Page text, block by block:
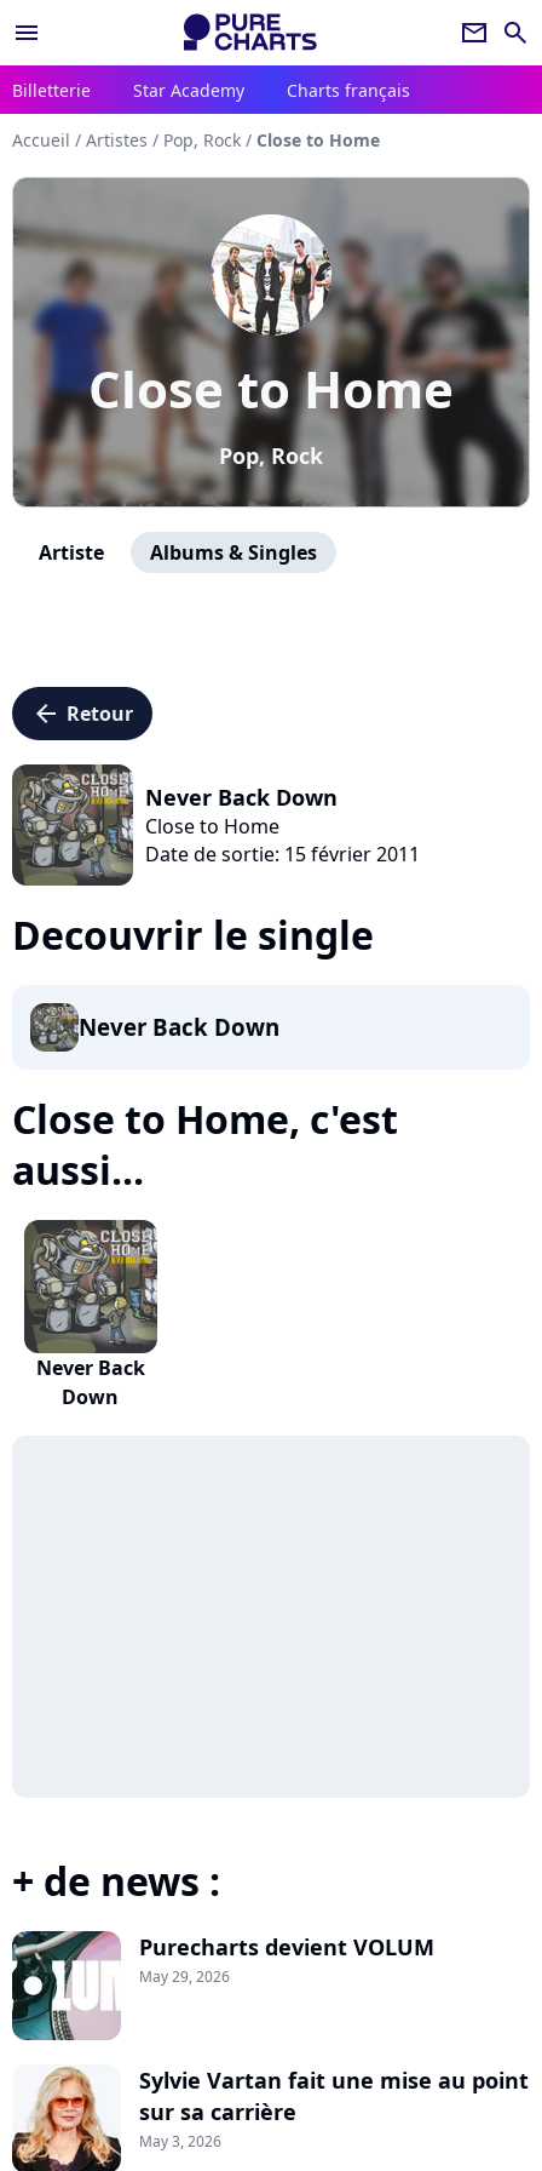
menu newsletter search
Billetterie Star Academy Charts français
Accueil / Artistes / Pop, Rock / Close to Home
Close to Home
Pop, Rock
Artiste Albums & Singles
arrow_left Retour
Never Back Down
Close to Home
Date de sortie: 15 février 2011
Decouvrir le single
Never Back Down
Close to Home, c'est
aussi...
Never Back
Down
+ de news :
Purecharts devient VOLUM
May 29, 2026
Sylvie Vartan fait une mise au point
sur sa carrière
May 3, 2026